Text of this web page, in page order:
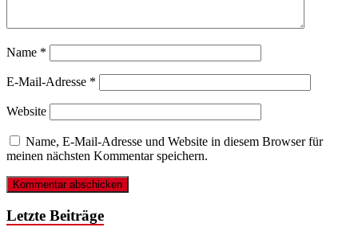
Name *
E-Mail-Adresse *
Website
Name, E-Mail-Adresse und Website in diesem Browser für
meinen nächsten Kommentar speichern.
Letzte Beiträge